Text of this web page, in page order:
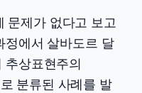
문제가 없다고 보고
정에서 살바도르 달
상표현주의
분류된 사례를 발